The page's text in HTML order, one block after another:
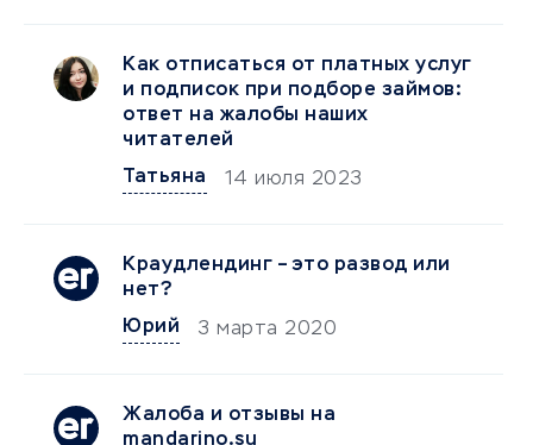
Как отписаться от платных услуг
и подписок при подборе займов:
ответ на жалобы наших
читателей
Татьяна
14 июля 2023
Краудлендинг – это развод или
нет?
Юрий
3 марта 2020
Жалоба и отзывы на
mandarino.su